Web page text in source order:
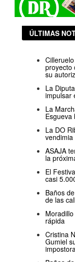
ÚLTIMAS
proyecto
su
La
impulsar
La
Esgueva
La DO
ASAJA
la
El
casi
Baños
de las
rápida
Cristina
Gumiel